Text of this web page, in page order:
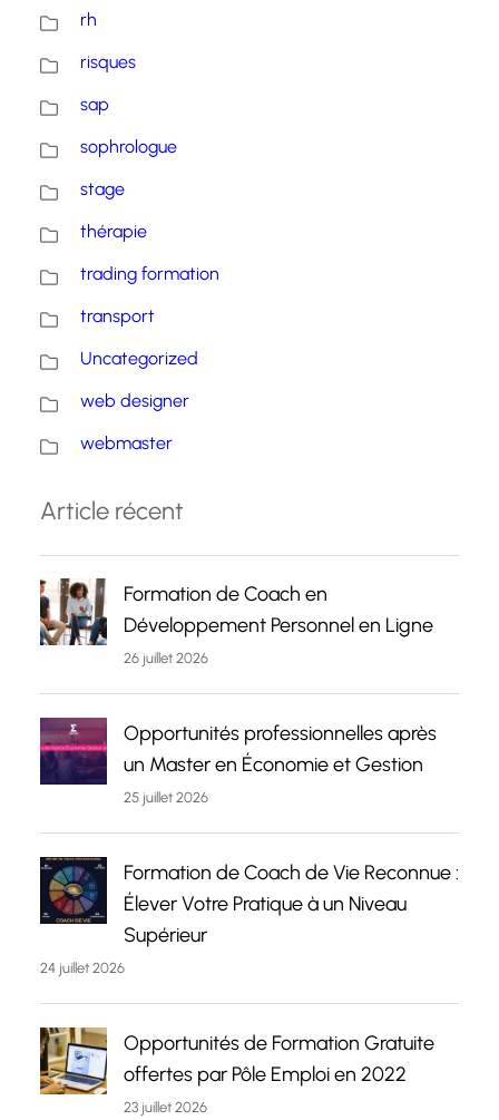
rh
risques
sap
sophrologue
stage
thérapie
trading formation
transport
Uncategorized
web designer
webmaster
Article récent
Formation de Coach en
Développement Personnel en Ligne
26 juillet 2026
Opportunités professionnelles après
un Master en Économie et Gestion
25 juillet 2026
Formation de Coach de Vie Reconnue :
Élever Votre Pratique à un Niveau
Supérieur
24 juillet 2026
Opportunités de Formation Gratuite
offertes par Pôle Emploi en 2022
23 juillet 2026